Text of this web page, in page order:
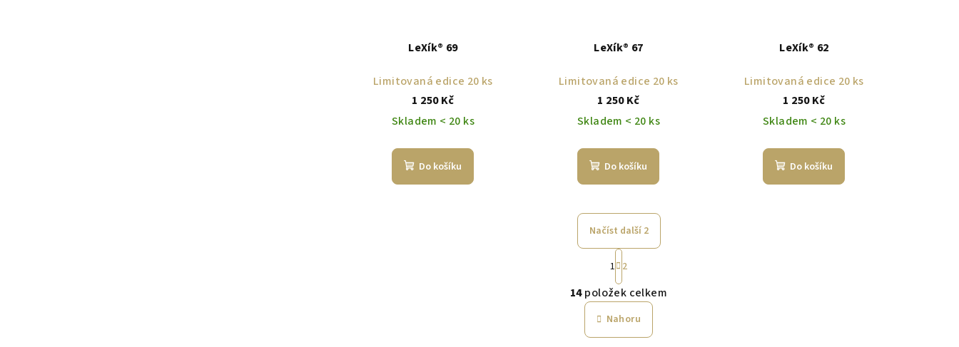
LeXík® 69
Limitovaná edice 20 ks
1 250 Kč
Skladem < 20 ks
Do košíku
LeXík® 67
Limitovaná edice 20 ks
1 250 Kč
Skladem < 20 ks
Do košíku
LeXík® 62
Limitovaná edice 20 ks
1 250 Kč
Skladem < 20 ks
Do košíku
O
v
l
Načíst další 2
S
t
r
á
n
k
1 2
14položek celkem
Nahoru